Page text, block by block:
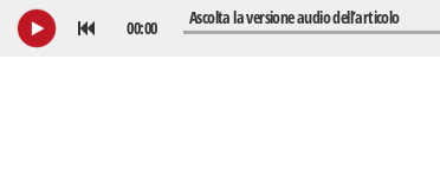
Play Rewind
00:00 Ascolta la versione audio dell’articolo